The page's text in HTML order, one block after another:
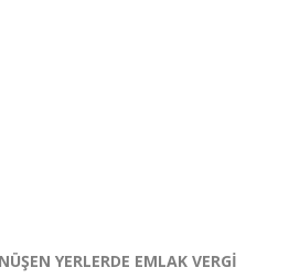
YERLERDE EMLAK VERGİ